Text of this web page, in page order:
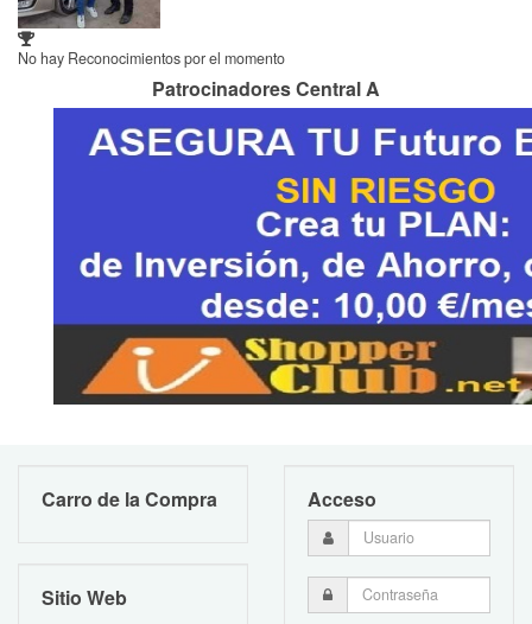
No hay Reconocimientos por el momento
Patrocinadores Central A
Carro de la Compra
Sitio Web
Acceso